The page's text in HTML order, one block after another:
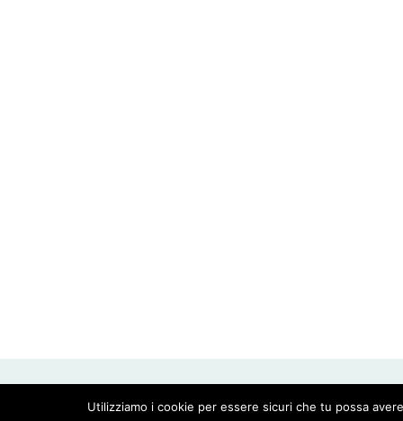
Utilizziamo i cookie per essere sicuri che tu possa